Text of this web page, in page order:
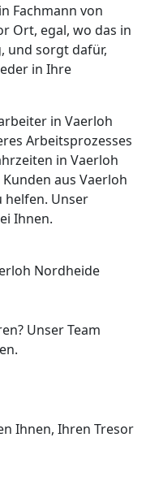
Fachmann von
Ort, egal, wo das in
und sorgt dafür,
in Ihre
in Vaerloh
Arbeitsprozesses
in Vaerloh
aus Vaerloh
helfen. Unser
Ihnen.
Nordheide
Unser Team
Ihnen, Ihren Tresor